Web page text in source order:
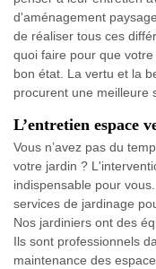
d'aménagement
de réaliser tous ces
quoi faire pour que
bon état. La vertu et la
procurent une meilleure
L’entretien espace
Vous n’avez pas du
votre jardin ?
indispensable pour
services de jardinage
Nos jardiniers ont des
Ils sont professionnels
maintenance des